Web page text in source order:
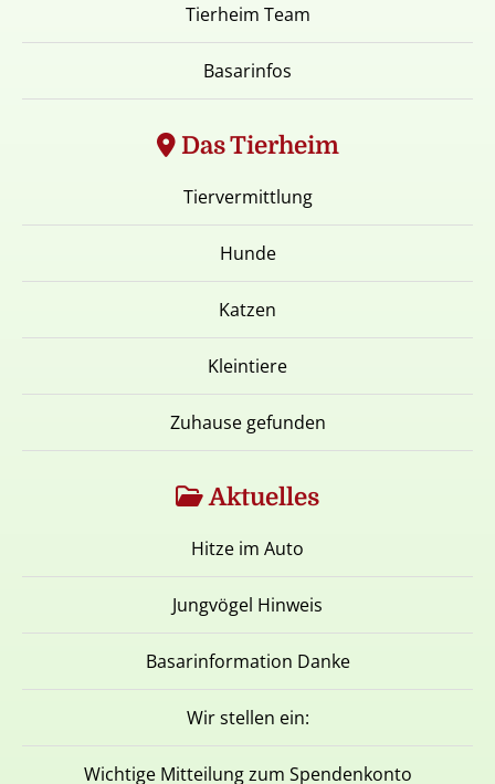
Tierheim Team
Basarinfos
Das Tierheim
Tiervermittlung
Hunde
Katzen
Kleintiere
Zuhause gefunden
Aktuelles
Hitze im Auto
Jungvögel Hinweis
Basarinformation Danke
Wir stellen ein:
Wichtige Mitteilung zum Spendenkonto